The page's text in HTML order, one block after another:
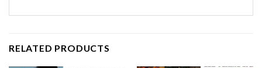
RELATED PRODUCTS